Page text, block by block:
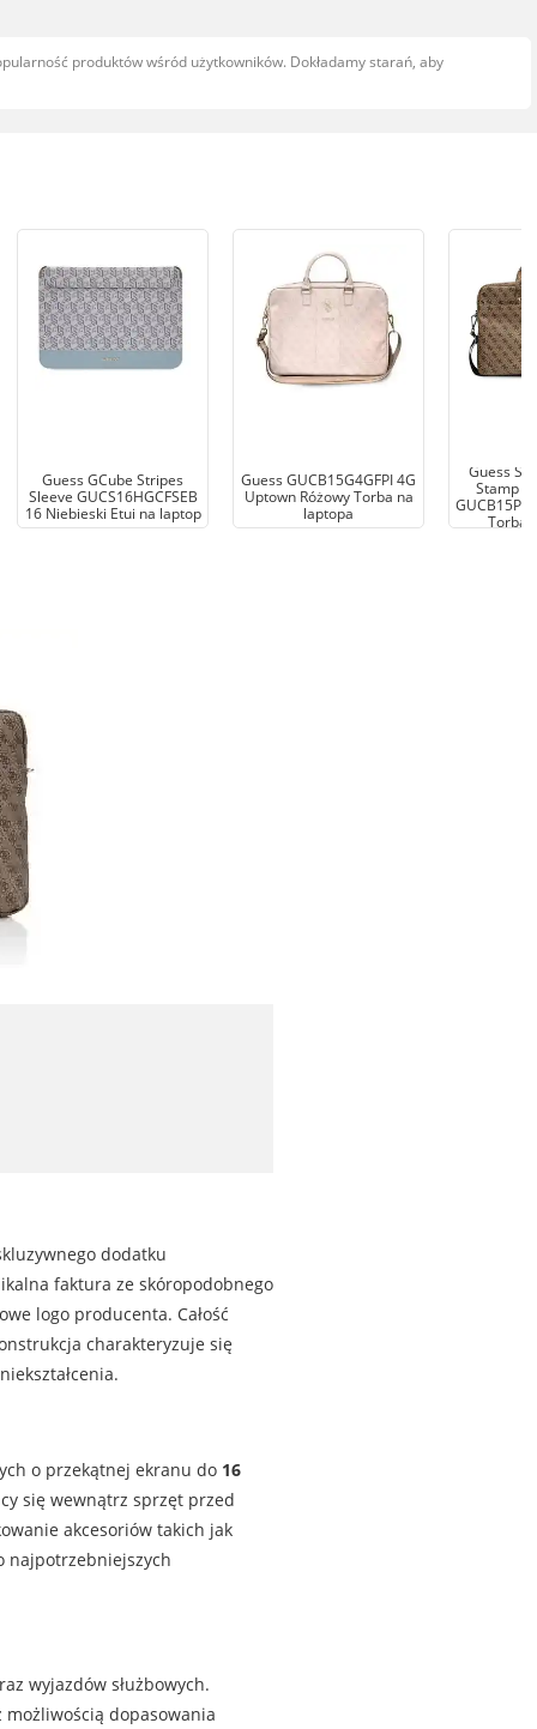
produktów wśród użytkowników. Dokładamy starań, aby
Guess GCube Stripes
Sleeve GUCS16HGCFSEB
16 Niebieski Etui na laptop
Guess GUCB15G4GFPI 4G
Uptown Różowy Torba na
laptopa
Guess
Stamp
Torba
dodatku
faktura ze skóropodobnego
logo producenta. Całość
charakteryzuje się
o przekątnej ekranu do 16
się wewnątrz sprzęt przed
akcesoriów takich jak
najpotrzebniejszych
wyjazdów służbowych.
dopasowania